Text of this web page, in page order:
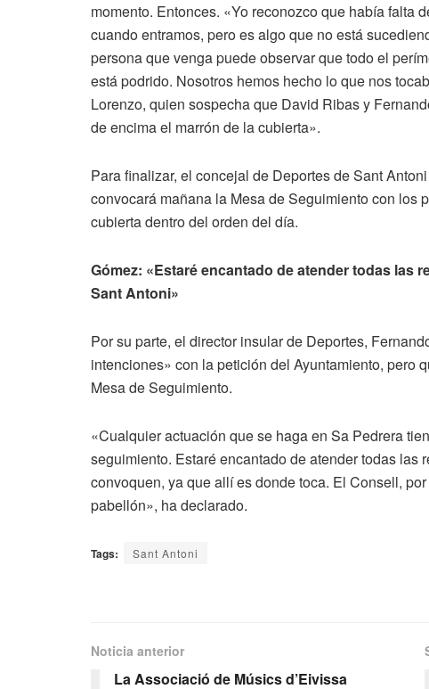
momento. Entonces. «Yo reconozco que había falta
cuando entramos, pero es algo que no está
persona que venga puede observar que todo el
está podrido. Nosotros hemos hecho lo que nos
Lorenzo, quien sospecha que David Ribas y
de encima el marrón de la cubierta».
Para finalizar, el concejal de Deportes de Sant
convocará mañana la Mesa de Seguimiento con los
cubierta dentro del orden del día.
Gómez: «Estaré encantado de atender todas las
Sant Antoni»
Por su parte, el director insular de Deportes,
intenciones» con la petición del Ayuntamiento, pero
Mesa de Seguimiento.
«Cualquier actuación que se haga en Sa Pedrera
seguimiento. Estaré encantado de atender todas
convoquen, ya que allí es donde toca. El Consell,
pabellón», ha declarado.
Tags: Sant Antoni
Noticia anterior
La Associació de Músics d’Eivissa